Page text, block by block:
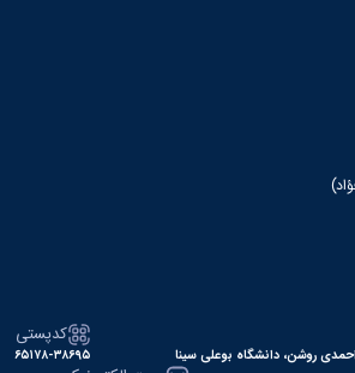
روشن، دانشگاه بوعلی سینا
کدپستی
۶۵۱۷۸-۳۸۶۹۵